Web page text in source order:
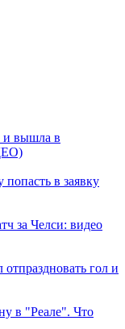
и вышла в
в заявку
за Челси: видео
гол и
в "Реале". Что